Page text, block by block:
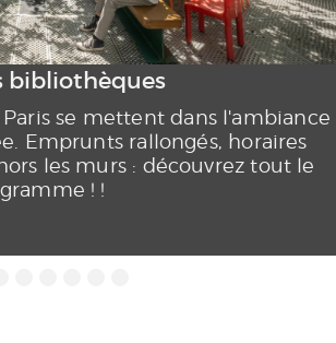
bibliothèques
se mettent dans l'ambiance
Emprunts rallongés, horaires
les murs : découvrez tout le
! !